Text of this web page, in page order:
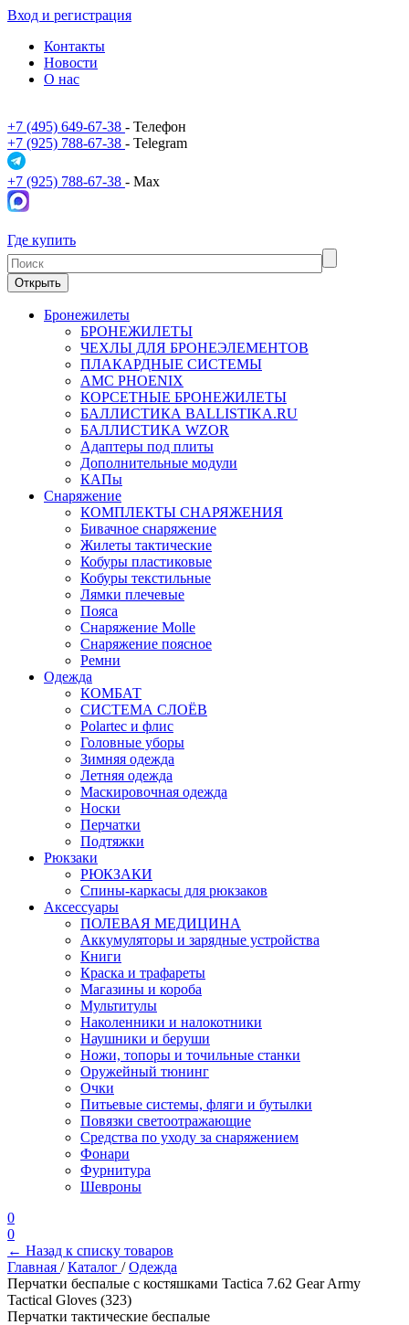
Вход и регистрация
Контакты
Новости
О нас
+7 (495) 649-67-38 - Телефон
+7 (925) 788-67-38 - Telegram
+7 (925) 788-67-38 - Max
Где купить
Открыть
Бронежилеты
БРОНЕЖИЛЕТЫ
ЧЕХЛЫ ДЛЯ БРОНЕЭЛЕМЕНТОВ
ПЛАКАРДНЫЕ СИСТЕМЫ
АМС PHOENIX
КОРСЕТНЫЕ БРОНЕЖИЛЕТЫ
БАЛЛИСТИКА BALLISTIKA.RU
БАЛЛИСТИКА WZOR
Адаптеры под плиты
Дополнительные модули
КАПы
Снаряжение
КОМПЛЕКТЫ СНАРЯЖЕНИЯ
Бивачное снаряжение
Жилеты тактические
Кобуры пластиковые
Кобуры текстильные
Лямки плечевые
Пояса
Снаряжение Molle
Снаряжение поясное
Ремни
Одежда
КОМБАТ
СИСТЕМА СЛОЁВ
Polartec и флис
Головные уборы
Зимняя одежда
Летняя одежда
Маскировочная одежда
Носки
Перчатки
Подтяжки
Рюкзаки
РЮКЗАКИ
Спины-каркасы для рюкзаков
Аксессуары
ПОЛЕВАЯ МЕДИЦИНА
Аккумуляторы и зарядные устройства
Книги
Краска и трафареты
Магазины и короба
Мультитулы
Наколенники и налокотники
Наушники и беруши
Ножи, топоры и точильные станки
Оружейный тюнинг
Очки
Питьевые системы, фляги и бутылки
Повязки светоотражающие
Средства по уходу за снаряжением
Фонари
Фурнитура
Шевроны
0
0
← Назад к списку товаров
Главная / Каталог / Одежда
Перчатки беспалые с костяшками Tactica 7.62 Gear Army
Tactical Gloves (323)
Перчатки тактические беспалые